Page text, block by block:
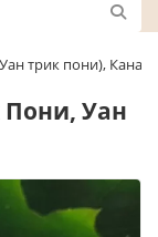
трик пони), Канада
Пони, Уан